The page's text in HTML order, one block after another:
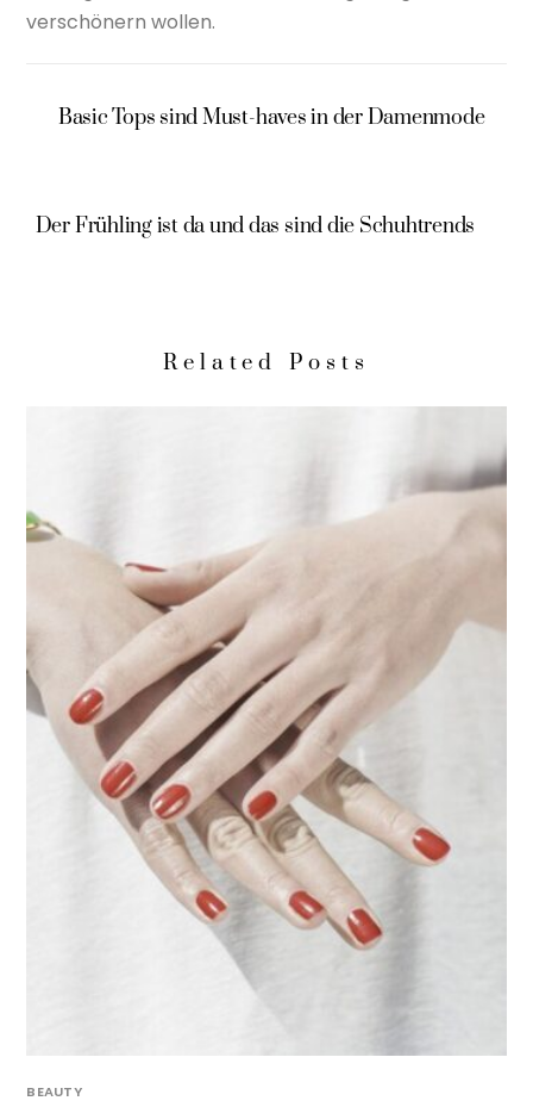
verschönern wollen.
Basic Tops sind Must-haves in der Damenmode
Der Frühling ist da und das sind die Schuhtrends
Related Posts
BEAUTY